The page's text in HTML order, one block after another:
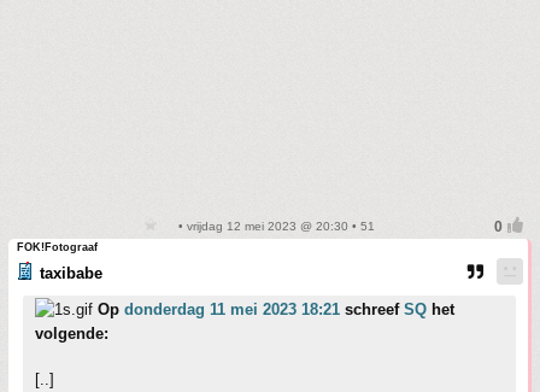
• vrijdag 12 mei 2023 @ 20:30 • 51
FOK!Fotograaf
taxibabe
Op donderdag 11 mei 2023 18:21 schreef SQ het
volgende:
[..]